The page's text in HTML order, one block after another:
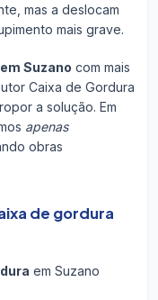
mas a deslocam
mais grave.
Suzano com mais
Caixa de Gordura
a solução. Em
apenas
obras
de gordura
em Suzano